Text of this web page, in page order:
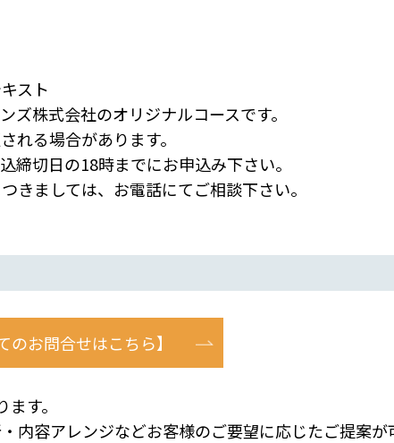
スト
ズ株式会社のオリジナルコースです。
れる場合があります。
締切日の18時までにお申込み下さい。
きましては、お電話にてご相談下さい。
のお問合せはこちら】
す。
容アレンジなどお客様のご要望に応じたご提案が